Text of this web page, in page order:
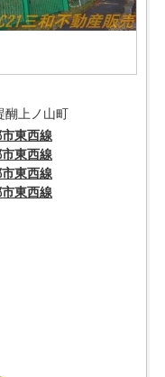
醐上ノ山町
東西線
東西線
東西線
東西線